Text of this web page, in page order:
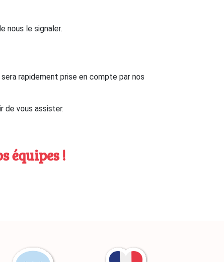
nous le signaler.
rapidement prise en compte par nos
de vous assister.
équipes !